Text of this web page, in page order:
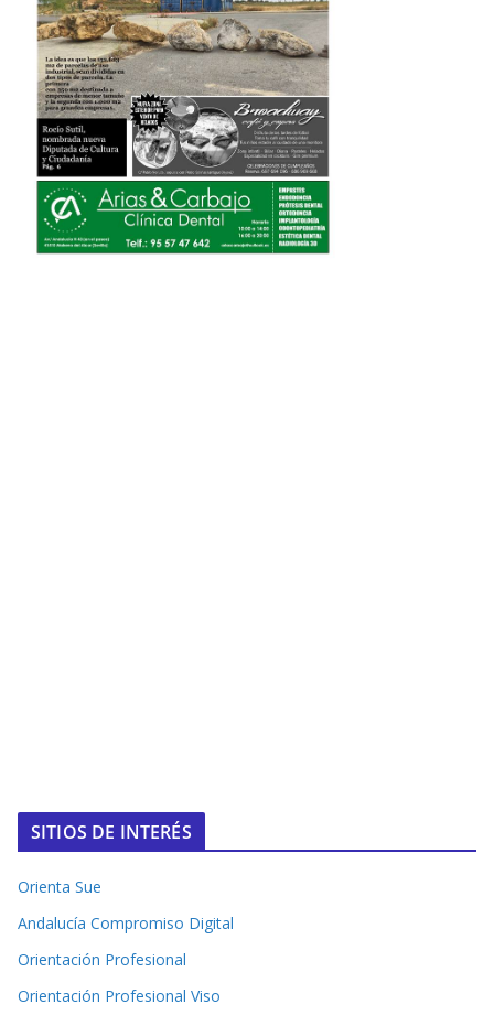
SITIOS DE INTERÉS
Orienta Sue
Andalucía Compromiso Digital
Orientación Profesional
Orientación Profesional Viso